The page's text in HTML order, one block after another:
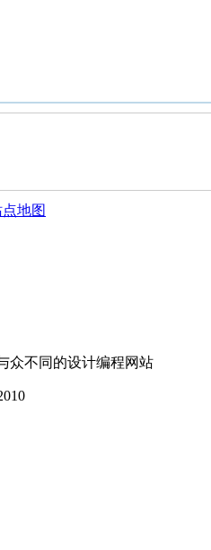
地图
众不同的设计编程网站